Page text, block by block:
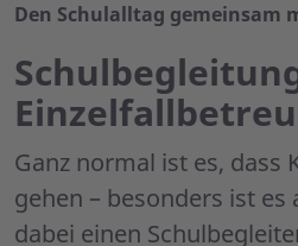
Den Schulalltag gemeinsam
Ganz normal ist es, dass
gehen – besonders ist es
dabei einen